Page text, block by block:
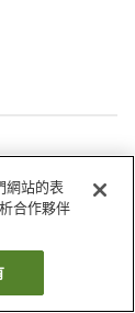
網站的表
合作夥伴